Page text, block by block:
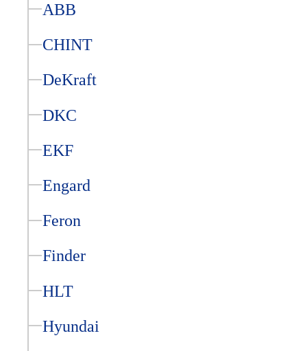
ABB
CHINT
DeKraft
DKC
EKF
Engard
Feron
Finder
HLT
Hyundai